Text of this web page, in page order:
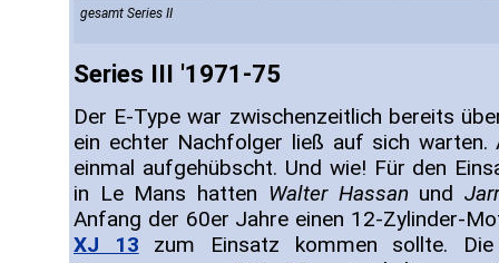
gesamt Series II
Series III '1971-75
Der E-Type war zwischenzeitlich bereits
ein echter Nachfolger ließ auf sich warten.
einmal aufgehübscht. Und wie! Für den
in Le Mans hatten Walter Hassanund
Anfang der 60er Jahre einen 12-Zylinder-
XJ 13 zum Einsatz kommen sollte.